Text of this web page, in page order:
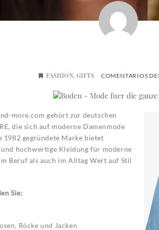
FASHION GIFTS COMENTARIOS
more.com gehört zur deutschen
die sich auf moderne Damenmode
1982 gegründete Marke bietet
hochwertige Kleidung für moderne
Beruf als auch im Alltag Wert auf Stil
Sie:
Röcke und Jacken